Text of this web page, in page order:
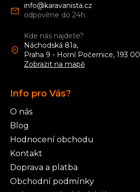
info@karavanista.cz
Kde nás najdete?
Náchodská 81a,
Praha 9 - Horní Počernice, 193 00
Zobrazit na mapě
Info pro Vás?
O nás
Blog
Hodnocení obchodu
Kontakt
Doprava a platba
Obchodní podmínky